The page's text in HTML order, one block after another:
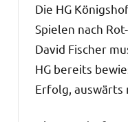
Die HG
Spielen nach
David Fischer
HG bereits
Erfolg, auswärts